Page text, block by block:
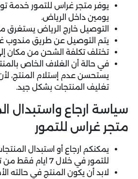
يوفر متجر غراس للتمور خدمة
يومين داخل الرياض.
التوصيل خارج الرياض يستغرق من
يتم التوصيل عن طريق مندوب
تختلف تكلفة الشحن من مكان
في حالة أن الغلاف الخاص
يستحسن عدم إستلام المنتج،
تغليف المنتجات بشكل جيد.
سياسة ارجاع واستبدال
متجر غراس للتمور
يمكنكم ارجاع أو استبدال
للتمور في خلال 7 ايام فقط من تاريخ الإستلام.
لابد أن يكون المنتج في حالته